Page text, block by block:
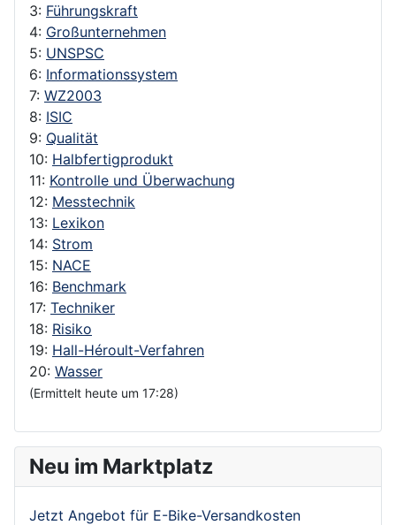
3: Führungskraft
4: Großunternehmen
5: UNSPSC
6: Informationssystem
7: WZ2003
8: ISIC
9: Qualität
10: Halbfertigprodukt
11: Kontrolle und Überwachung
12: Messtechnik
13: Lexikon
14: Strom
15: NACE
16: Benchmark
17: Techniker
18: Risiko
19: Hall-Héroult-Verfahren
20: Wasser
(Ermittelt heute um 17:28)
Neu im Marktplatz
Jetzt Angebot für E-Bike-Versandkosten